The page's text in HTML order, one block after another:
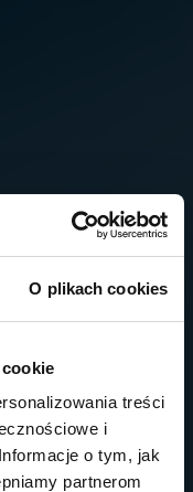
O plikach cookies
treści
i
o tym, jak
partnerom